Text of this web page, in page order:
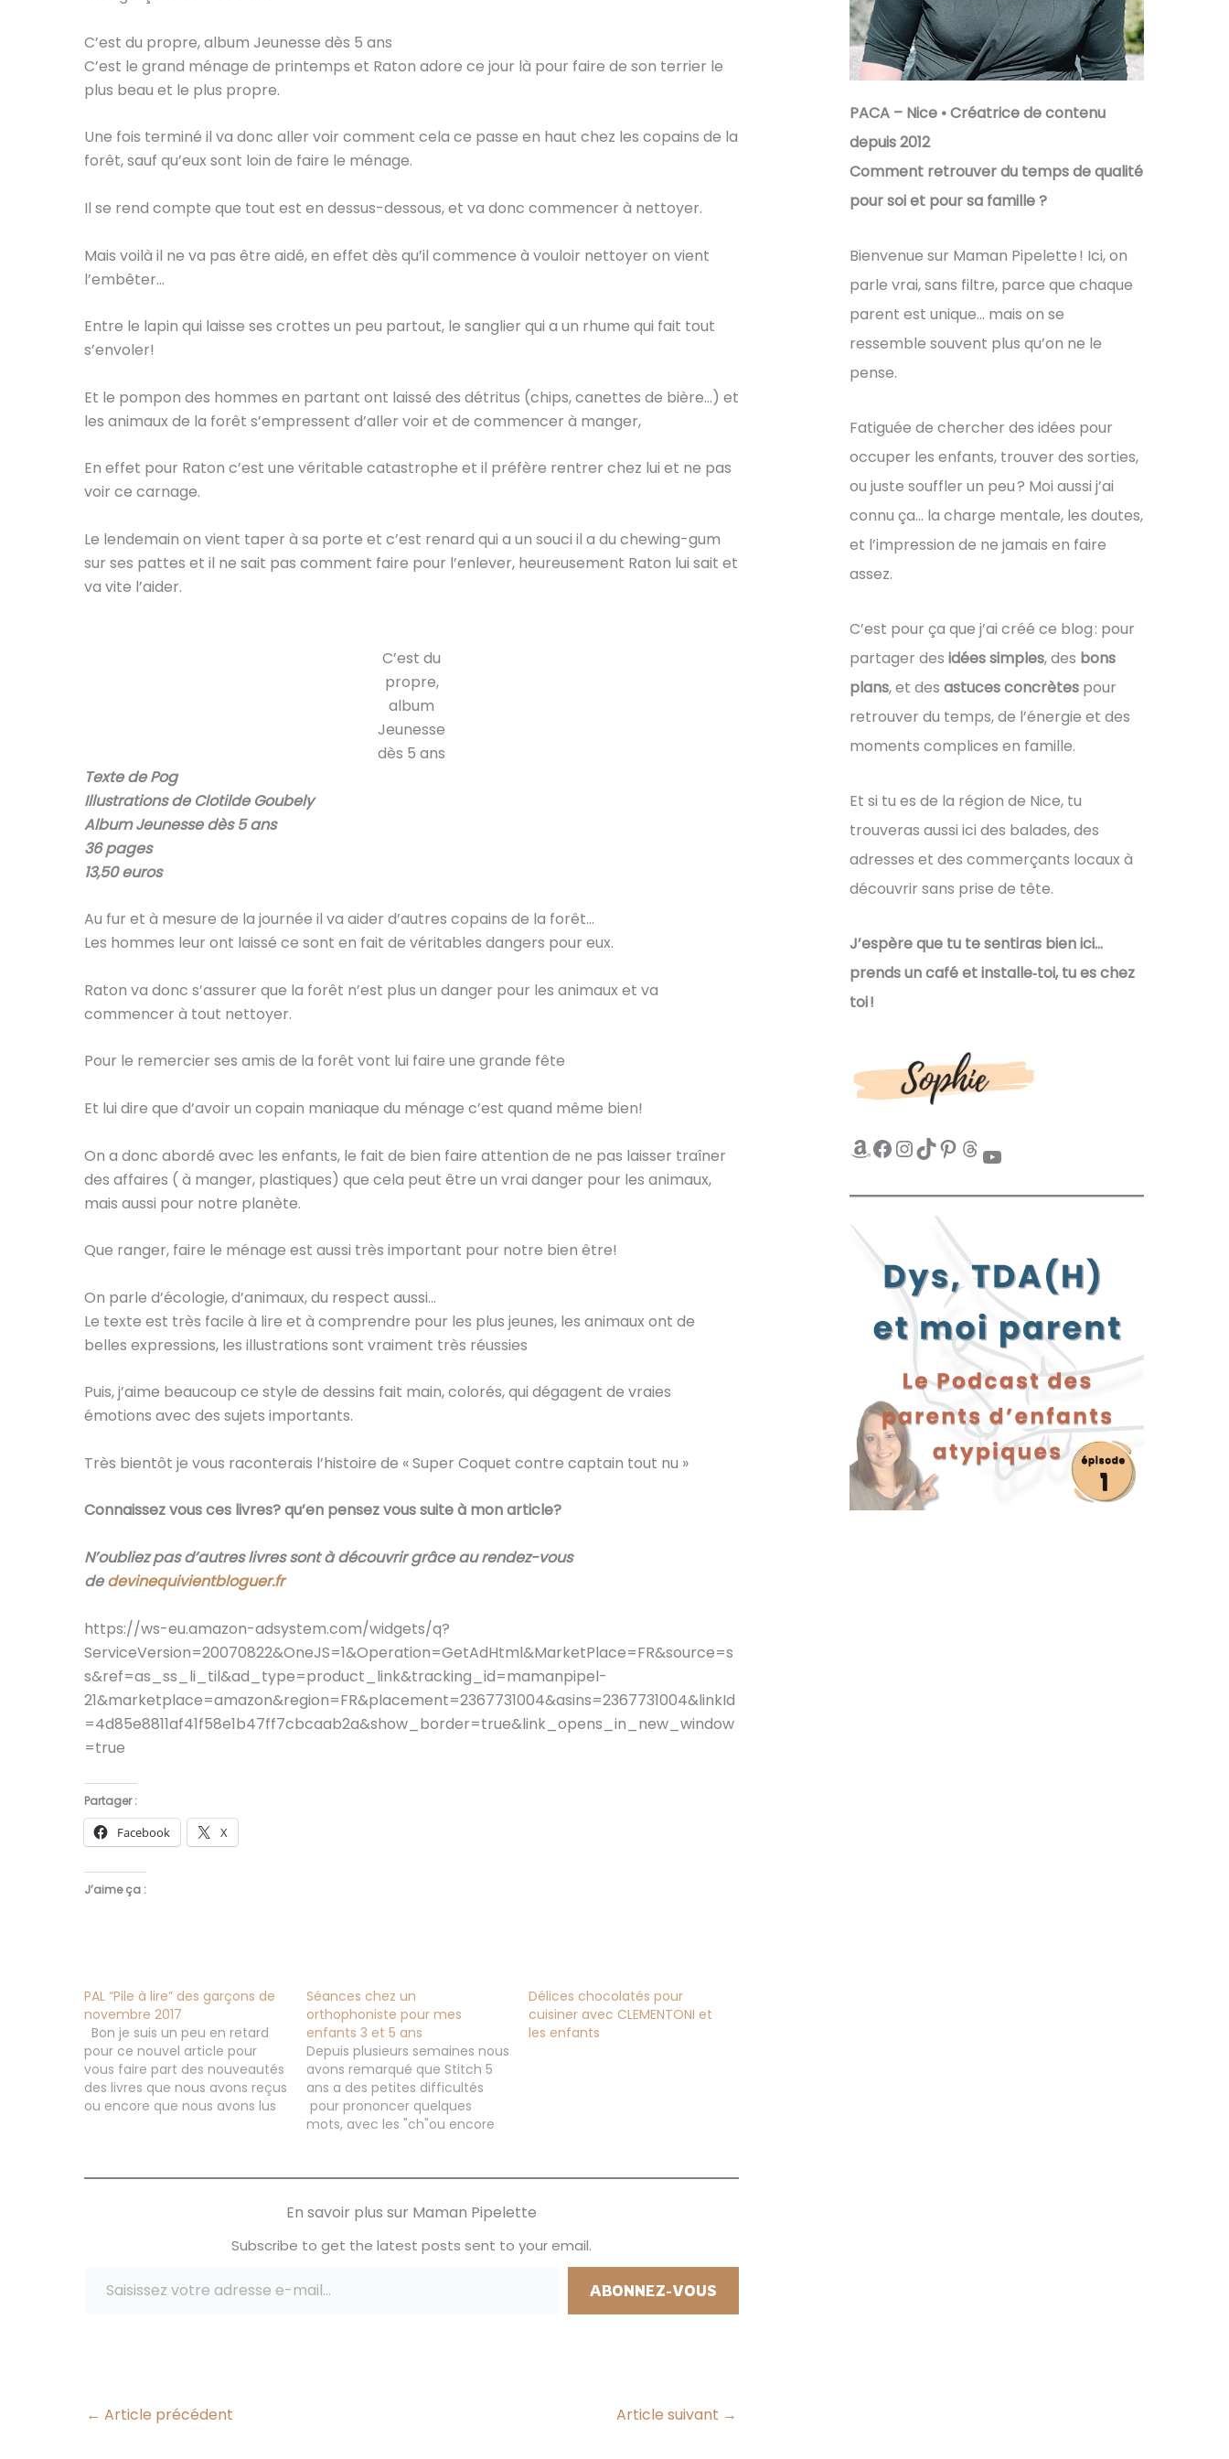
C’est du propre, album Jeunesse dès 5 ans
C’est le grand ménage de printemps et Raton adore ce jour là pour faire de son terrier le
plus beau et le plus propre.
Une fois terminé il va donc aller voir comment cela ce passe en haut chez les copains de la
forêt, sauf qu’eux sont loin de faire le ménage.
Il se rend compte que tout est en dessus-dessous, et va donc commencer à nettoyer.
Mais voilà il ne va pas être aidé, en effet dès qu’il commence à vouloir nettoyer on vient
l’embêter…
Entre le lapin qui laisse ses crottes un peu partout, le sanglier qui a un rhume qui fait tout
s’envoler!
Et le pompon des hommes en partant ont laissé des détritus (chips, canettes de bière…) et
les animaux de la forêt s’empressent d’aller voir et de commencer à manger,
En effet pour Raton c’est une véritable catastrophe et il préfère rentrer chez lui et ne pas
voir ce carnage.
Le lendemain on vient taper à sa porte et c’est renard qui a un souci il a du chewing-gum
sur ses pattes et il ne sait pas comment faire pour l’enlever, heureusement Raton lui sait et
va vite l’aider.
C’est du
propre,
album
Jeunesse
dès 5 ans
Texte de Pog
Illustrations de Clotilde Goubely
Album Jeunesse dès 5 ans
36 pages
13,50 euros
Au fur et à mesure de la journée il va aider d’autres copains de la forêt…
Les hommes leur ont laissé ce sont en fait de véritables dangers pour eux.
Raton va donc s’assurer que la forêt n’est plus un danger pour les animaux et va
commencer à tout nettoyer.
Pour le remercier ses amis de la forêt vont lui faire une grande fête
Et lui dire que d’avoir un copain maniaque du ménage c’est quand même bien!
On a donc abordé avec les enfants, le fait de bien faire attention de ne pas laisser traîner
des affaires ( à manger, plastiques) que cela peut être un vrai danger pour les animaux,
mais aussi pour notre planète.
Que ranger, faire le ménage est aussi très important pour notre bien être!
On parle d’écologie, d’animaux, du respect aussi…
Le texte est très facile à lire et à comprendre pour les plus jeunes, les animaux ont de
belles expressions, les illustrations sont vraiment très réussies
Puis, j’aime beaucoup ce style de dessins fait main, colorés, qui dégagent de vraies
émotions avec des sujets importants.
Très bientôt je vous raconterais l’histoire de « Super Coquet contre captain tout nu »
Connaissez vous ces livres? qu’en pensez vous suite à mon article?
N’oubliez pas d’autres livres sont à découvrir grâce au rendez-vous
dedevinequivientbloguer.fr
https://ws-eu.amazon-adsystem.com/widgets/q?
ServiceVersion=20070822&OneJS=1&Operation=GetAdHtml&MarketPlace=FR&source=s
s&ref=as_ss_li_til&ad_type=product_link&tracking_id=mamanpipel-
21&marketplace=amazon&region=FR&placement=2367731004&asins=2367731004&linkId
=4d85e8811af41f58e1b47ff7cbcaab2a&show_border=true&link_opens_in_new_window
=true
Partager :
Facebook X
J’aime ça :
PAL “Pile à lire” des garçons de
novembre 2017
Bon je suis un peu en retard
pour ce nouvel article pour
vous faire part des nouveautés
des livres que nous avons reçus
ou encore que nous avons lus
variés les uns que…
Séances chez un
orthophoniste pour mes
enfants 3 et 5 ans
Depuis plusieurs semaines nous
avons remarqué que Stitch 5
ans a des petites difficultés
pour prononcer quelques
mots, avec les "ch"ou encore
l’orthophoniste et je ne
choix. En effet pendant les
avons…
Délices chocolatés pour
cuisiner avec CLEMENTONI et
les enfants
En savoir plus sur Maman Pipelette
Subscribe to get the latest posts sent to your email.
ABONNEZ-VOUS
← Article précédent Article suivant →
PACA – Nice • Créatrice de contenu
depuis 2012
Comment retrouver du temps de qualité
pour soi et pour sa famille ?
Bienvenue sur Maman Pipelette ! Ici, on
parle vrai, sans filtre, parce que chaque
parent est unique… mais on se
ressemble souvent plus qu’on ne le
pense.
Fatiguée de chercher des idées pour
occuper les enfants, trouver des sorties,
ou juste souffler un peu ? Moi aussi j’ai
connu ça… la charge mentale, les doutes,
et l’impression de ne jamais en faire
assez.
C’est pour ça que j’ai créé ce blog : pour
partager desidées simples, des bons
plans, et desastuces concrètes pour
retrouver du temps, de l’énergie et des
moments complices en famille.
Et si tu es de la région de Nice, tu
trouveras aussi ici des balades, des
adresses et des commerçants locaux à
découvrir sans prise de tête.
J’espère que tu te sentiras bien ici…
prends un café et installe‑toi, tu es chez
toi !
Amazon Facebook InstagramTikTok Pinterest Threads YouTube